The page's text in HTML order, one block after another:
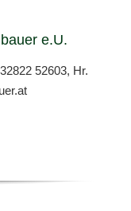
e.U.
52603, Hr.